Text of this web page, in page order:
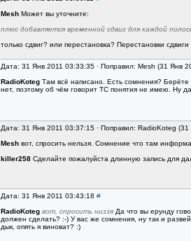
Mesh Может вы уточните:
плюс добавляется временной сдвиг для каждой
только сдвиг? или перестановка? Перестановки
Дата: 31 Янв 2011 03:33:35 · Поправил: Mesh (31 Янв
RadioKoteg Там всё написано. Есть сомнения? Берёте
нет, поэтому об чём говорит ТС понятия не имею. Ну
Дата: 31 Янв 2011 03:37:15 · Поправил: RadioKoteg
Mesh вот, спросить нельзя. Сомнение что там
killer258 Сделайте пожалуйста длинную запись для
Дата: 31 Янв 2011 03:43:18 #
RadioKoteg вот, спросить низзя Да что вы ерунду
должен сделать? :-) У вас же сомнения, ну так и
дык, опять я виноват? :)